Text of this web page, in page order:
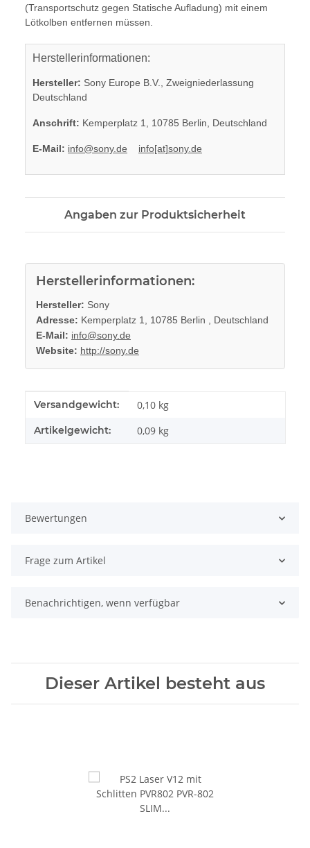
(Transportschutz gegen Statische Aufladung) mit einem
Lötkolben entfernen müssen.
Herstellerinformationen:
Hersteller: Sony Europe B.V., Zweigniederlassung
Deutschland
Anschrift: Kemperplatz 1, 10785 Berlin, Deutschland
E-Mail: info@sony.de info[at]sony.de
Angaben zur Produktsicherheit
Herstellerinformationen:
Hersteller: Sony
Adresse: Kemperplatz 1, 10785 Berlin , Deutschland
E-Mail: info@sony.de
Website: http://sony.de
Produkteigenschaft
Wert
Versandgewicht: 0,10 kg
Artikelgewicht: 0,09 kg
Bewertungen
Frage zum Artikel
Benachrichtigen, wenn verfügbar
Dieser Artikel besteht aus